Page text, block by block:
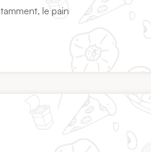
le pain